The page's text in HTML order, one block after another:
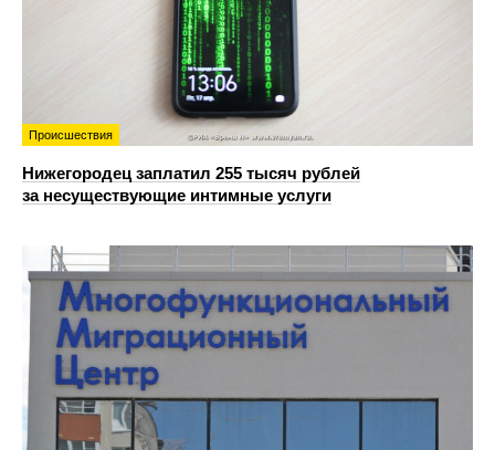
Происшествия
Нижегородец заплатил 255 тысяч рублей
за несуществующие интимные услуги